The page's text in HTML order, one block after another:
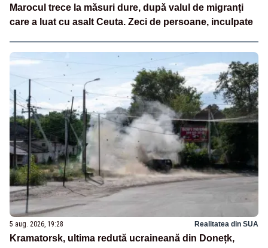
Marocul trece la măsuri dure, după valul de migranți
care a luat cu asalt Ceuta. Zeci de persoane, inculpate
5 aug. 2026, 19:28 Realitatea din SUA
Kramatorsk, ultima redută ucraineană din Donețk,